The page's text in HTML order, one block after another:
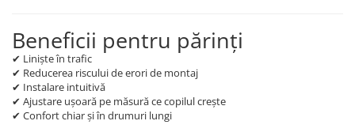
Beneficii pentru părinți
✔ Liniște în trafic
✔ Reducerea riscului de erori de montaj
✔ Instalare intuitivă
✔ Ajustare ușoară pe măsură ce copilul crește
✔ Confort chiar și în drumuri lungi